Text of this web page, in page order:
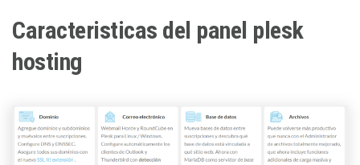
Caracteristicas del panel plesk
hosting